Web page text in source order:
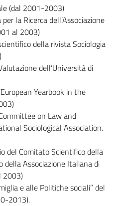
(dal 2001-2003)
la Ricerca dell’Associazione
al 2003)
della rivista Sociologia
dell’Università di
Yearbook in the
on Law and
Sociological Association.
del Comitato Scientifico della
della Associazione Italiana di
2003)
e alle Politiche sociali” del
2013).